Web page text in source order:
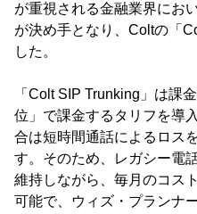
が重視される金融業界にお
が決め手となり、Coltの「
した。
「Colt SIP Trunking」は課
位」で課金するタリフを導
合は短時間通話によるロス
す。そのため、レガシー電
維持しながら、毎月のコス
可能で、ウィズ・プランナ